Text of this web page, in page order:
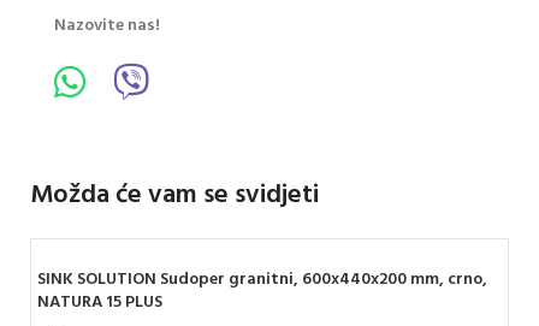
Nazovite nas!
Možda će vam se svidjeti
SINK SOLUTION Sudoper granitni, 600x440x200 mm, crno,
NATURA 15 PLUS